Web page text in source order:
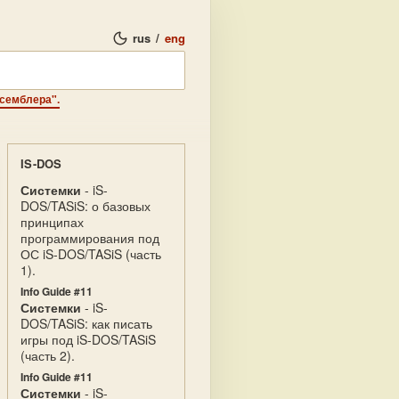
rus / eng
IS-DOS
Системки - iS-
DOS/TASiS: о базовых
принципах
программирования под
ОС iS-DOS/TASiS (часть
1).
Info Guide #11
Системки - iS-
DOS/TASiS: как писать
игры под iS-DOS/TASiS
(часть 2).
Info Guide #11
Системки - iS-